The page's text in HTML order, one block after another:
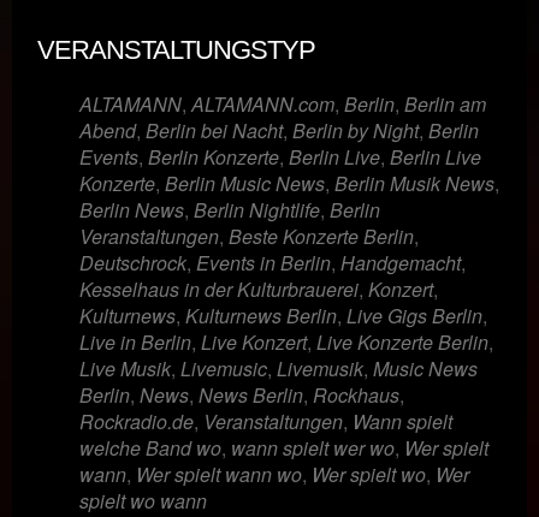
VERANSTALTUNGSTYP
ALTAMANN,ALTAMANN.com, Berlin, Berlin am
Abend, Berlin bei Nacht, Berlin by Night, Berlin
Events, Berlin Konzerte, Berlin Live, Berlin Live
Konzerte, Berlin Music News, Berlin Musik News,
Berlin News, Berlin Nightlife, Berlin
Veranstaltungen, Beste Konzerte Berlin,
Deutschrock, Events in Berlin, Handgemacht,
Kesselhaus in der Kulturbrauerei, Konzert,
Kulturnews, Kulturnews Berlin, Live Gigs Berlin,
Live in Berlin, Live Konzert, Live Konzerte Berlin,
Live Musik, Livemusic, Livemusik, Music News
Berlin, News, News Berlin, Rockhaus,
Rockradio.de, Veranstaltungen, Wann spielt
welche Band wo, wann spielt wer wo, Wer spielt
wann, Wer spielt wann wo, Wer spielt wo, Wer
spielt wo wann